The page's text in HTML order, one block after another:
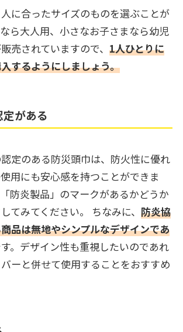
に合ったサイズのものを選ぶことが
ら大人用、小さなお子さまなら幼児
売されていますので、 1人ひとりに
するようにしましょう。
がある
定のある防災頭巾は、防火性に優れ
用にも安心感を持つことができま
防炎製品」のマークがあるかどうか
てみてください。 ちなみに、 防炎協
品は無地やシンプルなデザインであ
。デザイン性も重視したいのであれ
ーと併せて使用することをおすすめ